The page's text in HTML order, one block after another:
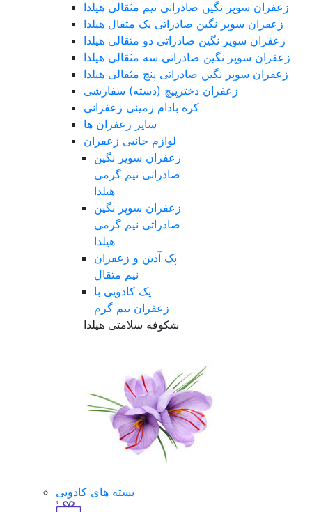
زعفران سوپر نگین صادراتی نیم مثقالی هیلدا
زعفران سوپر نگین صادراتی یک مثقال هیلدا
زعفران سوپر نگین صادراتی دو مثقالی هیلدا
زعفران سوپر نگین صادراتی سه مثقالی هیلدا
زعفران سوپر نگین صادراتی پنج مثقالی هیلدا
زعفران دخترپیچ (دسته) سفارشی
کره بادام زمینی زعفرانی
سایر زعفران ها
لوازم جانبی زعفران
زعفران سوپر نگین
صادراتی نیم گرمی
هیلدا
زعفران سوپر نگین
صادراتی نیم گرمی
هیلدا
پک آذین و زعفران
نیم مثقال
پک کادویی با
زعفران نیم گرم
شکوفه سلامتی هیلدا
بسته های کادویی